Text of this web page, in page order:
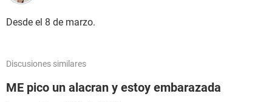
Desde el 8 de marzo.
Discusiones similares
ME pico un alacran y estoy embarazada